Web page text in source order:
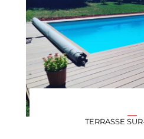
TERRASSE